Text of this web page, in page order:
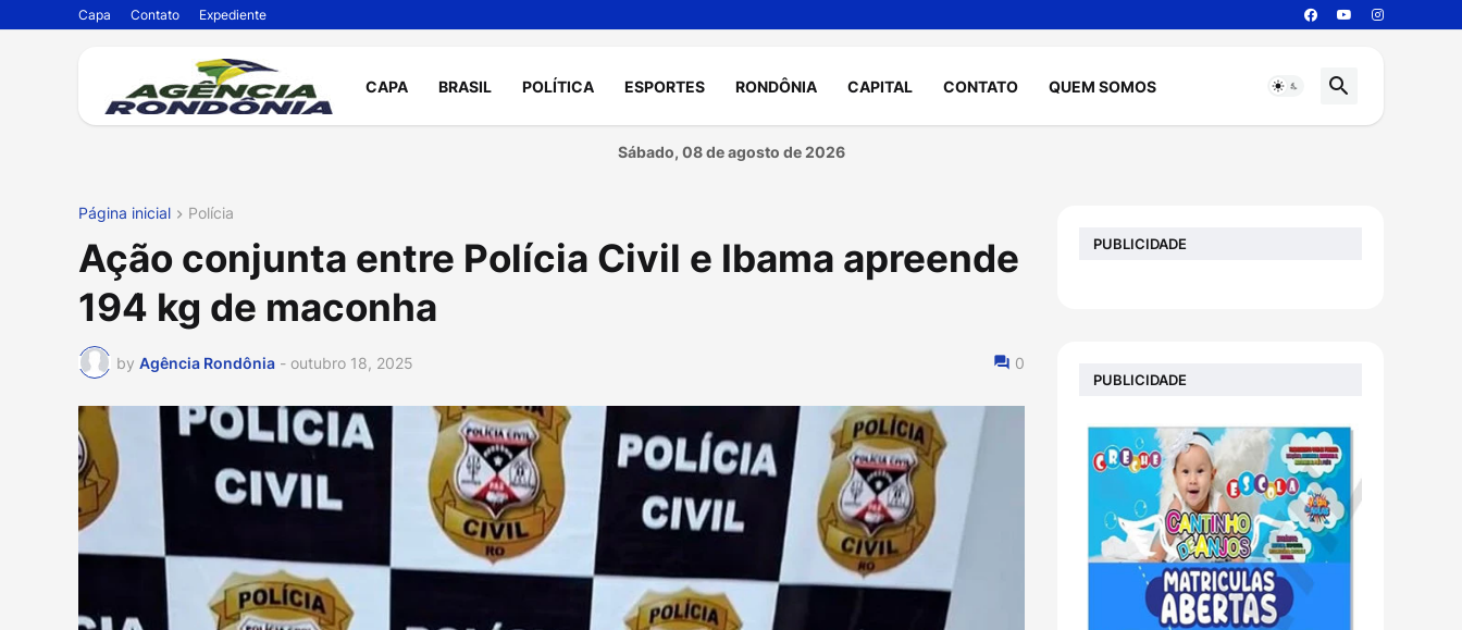
Capa Contato Expediente
CAPA BRASIL POLÍTICA ESPORTES RONDÔNIA CAPITAL CONTATO QUEM SOMOS
Sábado, 08 de agosto de 2026
Página inicial Polícia
Ação conjunta entre Polícia Civil e Ibama apreende
194 kg de maconha
by Agência Rondônia - outubro 18, 2025 0
PUBLICIDADE
PUBLICIDADE